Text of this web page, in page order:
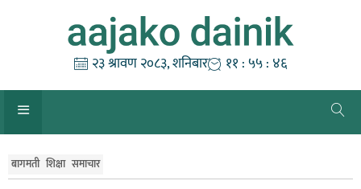
२३ श्रावण २०८३, शनिबार ११ : ५५ : ४७
बागमती शिक्षा समाचार